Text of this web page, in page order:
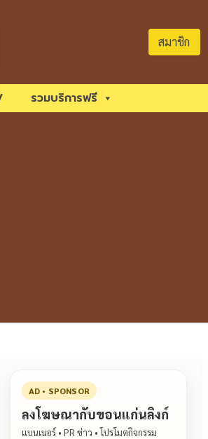
สมาชิก
รวมบริการฟรี
AD • SPONSOR
ลงโฆษณากับขอนแก่นลิงก์
แบนเนอร์ • PR ข่าว • โปรโมตกิจกรรม